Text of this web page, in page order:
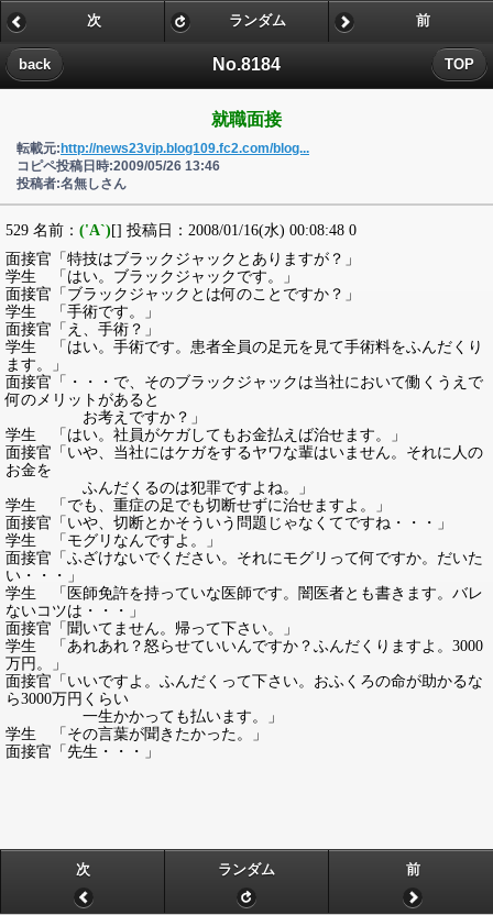
No.8184
back TOP
次 ランダム 前
就職面接
転載元: http://news23vip.blog109.fc2.com/blog...
コピペ投稿日時:2009/05/26 13:46
投稿者:名無しさん
529 名前： ('A`) [] 投稿日：2008/01/16(水) 00:08:48 0
面接官「特技はブラックジャックとありますが？」
学生 「はい。ブラックジャックです。」
面接官「ブラックジャックとは何のことですか？」
学生 「手術です。」
面接官「え、手術？」
学生 「はい。手術です。患者全員の足元を見て手術料をふんだくり
ます。」
面接官「・・・で、そのブラックジャックは当社において働くうえで
何のメリットがあると
お考えですか？」
学生 「はい。社員がケガしてもお金払えば治せます。」
面接官「いや、当社にはケガをするヤワな輩はいません。それに人の
お金を
ふんだくるのは犯罪ですよね。」
学生 「でも、重症の足でも切断せずに治せますよ。」
面接官「いや、切断とかそういう問題じゃなくてですね・・・」
学生 「モグリなんですよ。」
面接官「ふざけないでください。それにモグリって何ですか。だいた
い・・・」
学生 「医師免許を持っていな医師です。闇医者とも書きます。バレ
ないコツは・・・」
面接官「聞いてません。帰って下さい。」
学生 「あれあれ？怒らせていいんですか？ふんだくりますよ。3000
万円。」
面接官「いいですよ。ふんだくって下さい。おふくろの命が助かるな
ら3000万円くらい
一生かかっても払います。」
学生 「その言葉が聞きたかった。」
面接官「先生・・・」
次 ランダム 前